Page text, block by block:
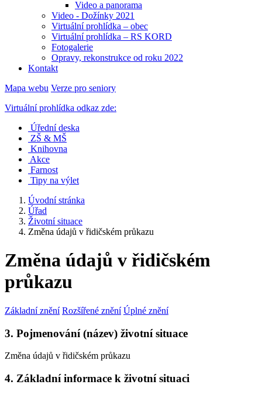
Video a panorama
Video - Dožínky 2021
Virtuální prohlídka – obec
Virtuální prohlídka – RS KORD
Fotogalerie
Opravy, rekonstrukce od roku 2022
Kontakt
Mapa webu Verze pro seniory
Virtuální prohlídka odkaz zde:
Úřední deska
ZŠ & MŠ
Knihovna
Akce
Farnost
Tipy na výlet
Úvodní stránka
Úřad
Životní situace
Změna údajů v řidičském průkazu
Změna údajů v řidičském
průkazu
Základní znění Rozšířené znění Úplné znění
3. Pojmenování (název) životní situace
Změna údajů v řidičském průkazu
4. Základní informace k životní situaci